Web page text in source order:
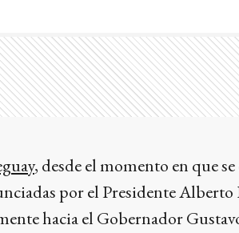
, desde el momento en que
por el Presidente Alberto
hacia el Gobernador